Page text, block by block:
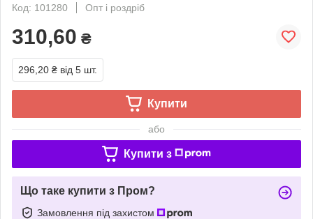
Код: 101280
Опт і роздріб
310,60 ₴
296,20 ₴ від 5 шт.
Купити
або
Купити з
Що таке купити з Пром?
Замовлення під захистом